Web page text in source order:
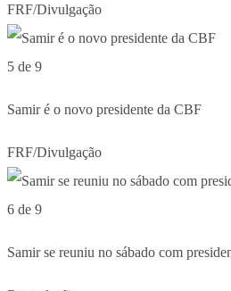
FRF/Divulgação
5 de 9
Samir é o novo presidente da CBF
FRF/Divulgação
6 de 9
Samir se reuniu no sábado com